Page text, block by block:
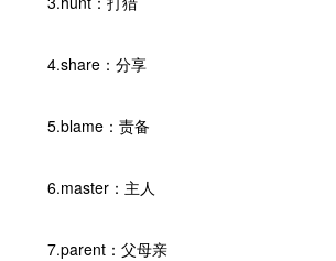
4.share：分享
5.blame：责备
6.master：主人
7.parent：父母亲